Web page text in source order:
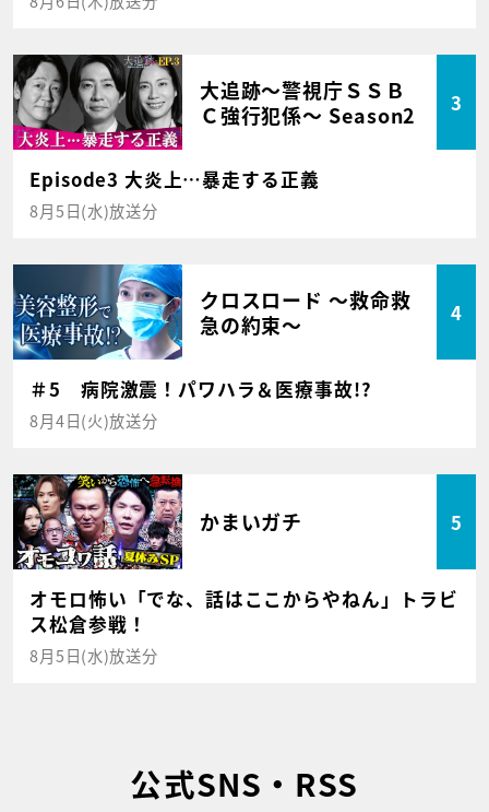
大追跡～警視庁ＳＳＢ
Ｃ強行犯係～ Season2
3
Episode3 大炎上…暴走する正義
8月5日(水)放送分
クロスロード ～救命救
急の約束～
4
＃5 病院激震！パワハラ＆医療事故!?
8月4日(火)放送分
かまいガチ 5
オモロ怖い「でな、話はここからやねん」トラビ
ス松倉参戦！
8月5日(水)放送分
公式SNS・RSS